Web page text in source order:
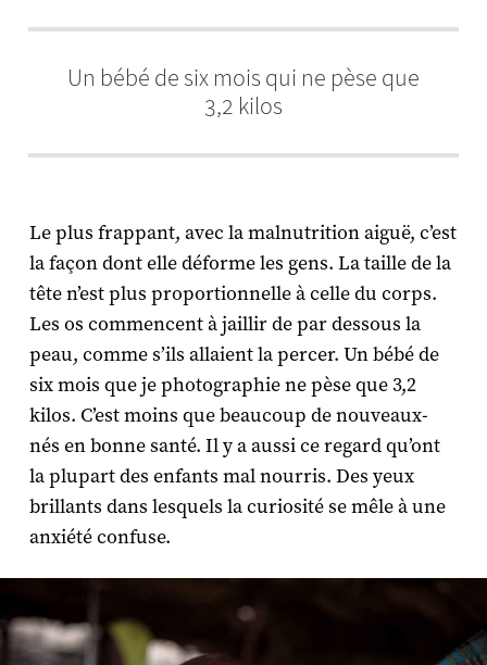
Un bébé de six mois qui ne pèse que
3,2 kilos
Le plus frappant, avec la malnutrition aiguë, c’est
la façon dont elle déforme les gens. La taille de la
tête n’est plus proportionnelle à celle du corps.
Les os commencent à jaillir de par dessous la
peau, comme s’ils allaient la percer. Un bébé de
six mois que je photographie ne pèse que 3,2
kilos. C’est moins que beaucoup de nouveaux-
nés en bonne santé. Il y a aussi ce regard qu’ont
la plupart des enfants mal nourris. Des yeux
brillants dans lesquels la curiosité se mêle à une
anxiété confuse.